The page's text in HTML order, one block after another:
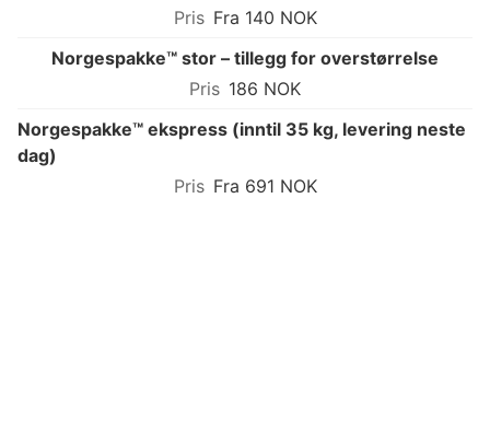
Fra 140 NOK
Norgespakke™ stor – tillegg for overstørrelse
186 NOK
Norgespakke™ ekspress (inntil 35 kg, levering neste
dag)
Fra 691 NOK